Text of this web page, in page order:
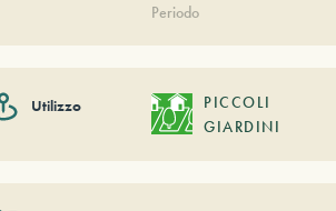
Periodo
Utilizzo
PICCOLI
GIARDINI